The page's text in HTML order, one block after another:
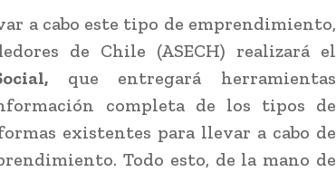
a cabo este tipo de emprendimiento,
de Chile (ASECH) realizará el
que entregará herramientas
completa de los tipos de
existentes para llevar a cabo de
Todo esto, de la mano de